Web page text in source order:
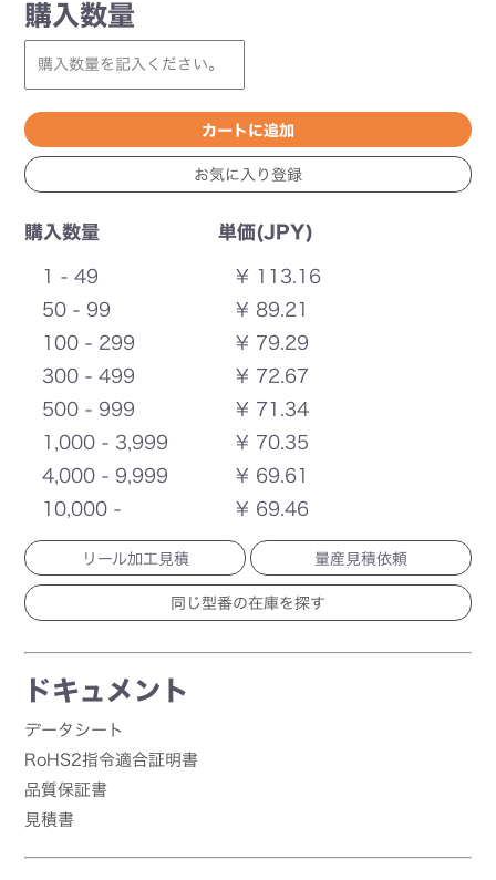
購入数量
購入数量 単価(JPY)
1 - 49
¥ 113.16
50 - 99
¥ 89.21
100 - 299
¥ 79.29
300 - 499
¥ 72.67
500 - 999
¥ 71.34
1,000 - 3,999
¥ 70.35
4,000 - 9,999
¥ 69.61
10,000 -
¥ 69.46
リール加工見積 量産見積依頼
ドキュメント
データシート
RoHS2指令適合証明書
品質保証書
見積書